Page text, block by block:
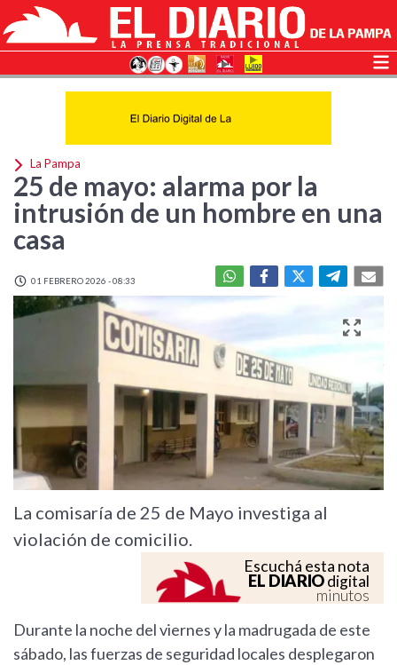
La Pampa
25 de mayo: alarma por la
intrusión de un hombre en una
casa
01 FEBRERO 2026 - 08:33
La comisaría de 25 de Mayo investiga al
violación de comicilio.
Escuchá esta nota
EL DIARIOdigital
minutos
Durante la noche del viernes y la madrugada de este
sábado, las fuerzas de seguridad locales desplegaron